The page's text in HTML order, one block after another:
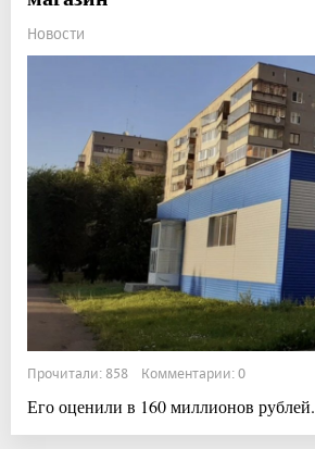
Новости
Прочитали: 858 Комментарии: 0
Его оценили в 160 миллионов рублей.